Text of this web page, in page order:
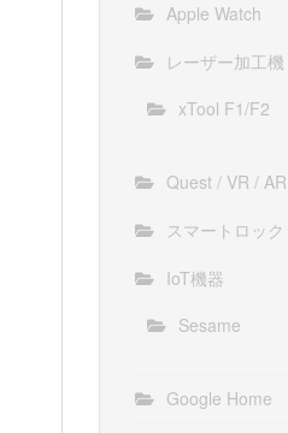
Apple Watch
レーザー加工機
xTool F1/F2
Quest / VR /
スマートロック
IoT機器
Sesame
Google Home